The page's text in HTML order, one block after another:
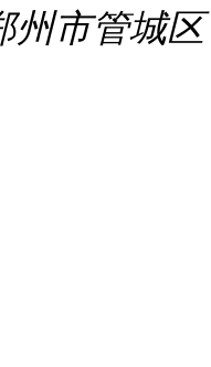
州市管城区